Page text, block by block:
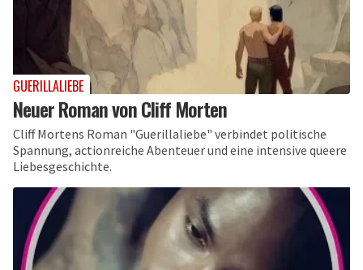
GUERILLALIEBE
Neuer Roman von Cliff Morten
Cliff Mortens Roman "Guerillaliebe" verbindet politische
Spannung, actionreiche Abenteuer und eine intensive queere
Liebesgeschichte.